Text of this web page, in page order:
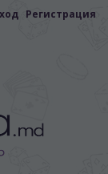
Регистрация